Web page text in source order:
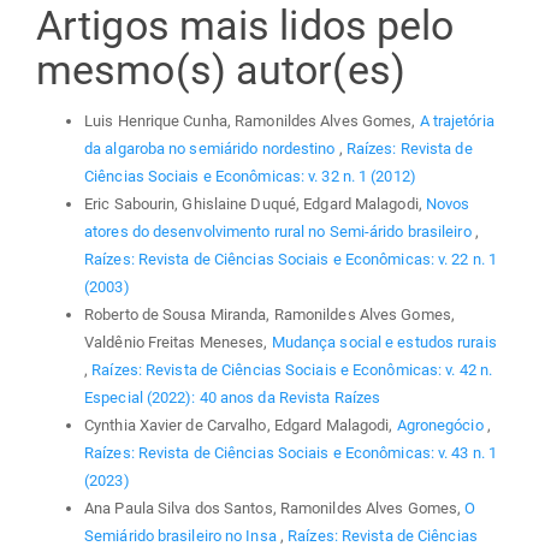
Artigos mais lidos pelo
mesmo(s) autor(es)
Luis Henrique Cunha, Ramonildes Alves Gomes, A trajetória
da algaroba no semiárido nordestino , Raízes: Revista de
Ciências Sociais e Econômicas: v. 32 n. 1 (2012)
Eric Sabourin, Ghislaine Duqué, Edgard Malagodi, Novos
atores do desenvolvimento rural no Semi-árido brasileiro ,
Raízes: Revista de Ciências Sociais e Econômicas: v. 22 n. 1
(2003)
Roberto de Sousa Miranda, Ramonildes Alves Gomes,
Valdênio Freitas Meneses, Mudança social e estudos rurais
, Raízes: Revista de Ciências Sociais e Econômicas: v. 42 n.
Especial (2022): 40 anos da Revista Raízes
Cynthia Xavier de Carvalho, Edgard Malagodi, Agronegócio ,
Raízes: Revista de Ciências Sociais e Econômicas: v. 43 n. 1
(2023)
Ana Paula Silva dos Santos, Ramonildes Alves Gomes,O
Semiárido brasileiro no Insa , Raízes: Revista de Ciências